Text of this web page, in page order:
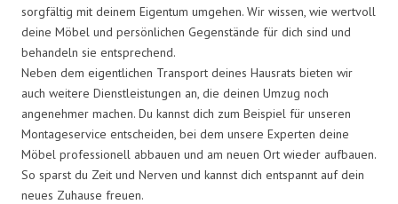
sorgfältig mit deinem Eigentum umgehen. Wir wissen, wie wertvoll
deine Möbel und persönlichen Gegenstände für dich sind und
behandeln sie entsprechend.
Neben dem eigentlichen Transport deines Hausrats bieten wir
auch weitere Dienstleistungen an, die deinen Umzug noch
angenehmer machen. Du kannst dich zum Beispiel für unseren
Montageservice entscheiden, bei dem unsere Experten deine
Möbel professionell abbauen und am neuen Ort wieder aufbauen.
So sparst du Zeit und Nerven und kannst dich entspannt auf dein
neues Zuhause freuen.